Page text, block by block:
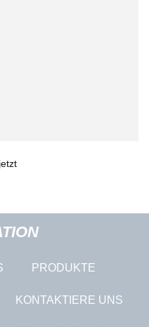
PRODUKTE
KONTAKTIERE UNS